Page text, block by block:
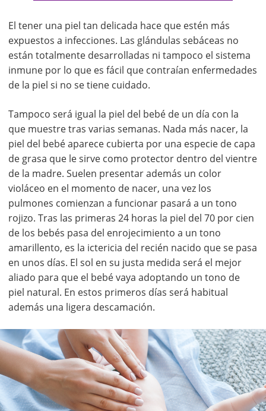
El tener una piel tan delicada hace que estén más
expuestos a infecciones. Las glándulas sebáceas no
están totalmente desarrolladas ni tampoco el sistema
inmune por lo que es fácil que contraían enfermedades
de la piel si no se tiene cuidado.
Tampoco será igual la piel del bebé de un día con la
que muestre tras varias semanas. Nada más nacer, la
piel del bebé aparece cubierta por una especie de capa
de grasa que le sirve como protector dentro del vientre
de la madre. Suelen presentar además un color
violáceo en el momento de nacer, una vez los
pulmones comienzan a funcionar pasará a un tono
rojizo. Tras las primeras 24 horas la piel del 70 por cien
de los bebés pasa del enrojecimiento a un tono
amarillento, es la ictericia del recién nacido que se pasa
en unos días. El sol en su justa medida será el mejor
aliado para que el bebé vaya adoptando un tono de
piel natural. En estos primeros días será habitual
además una ligera descamación.